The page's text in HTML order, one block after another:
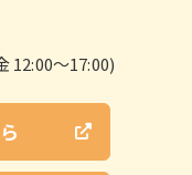
12:00～17:00)